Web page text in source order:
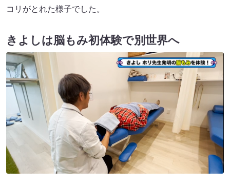
コリがとれた様子でした。
きよしは脳もみ初体験で別世界へ